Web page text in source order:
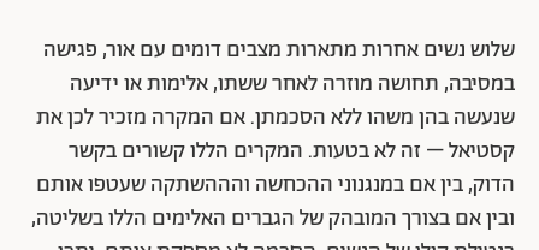
שלוש נשים אחרות מתארות מצבים דומים עם אור, פגישה
במסיבה, תחושה מוזרה לאחר ששתו, אלימות או ידיעה
שנעשה בהן משהו ללא הסכמתן. אם המקרה מזכיר לכן את
קסטיאל – זה לא בטעות. המקרים הללו קשורים בקשר
הדוק, בין אם במנגנוני ההכחשה והההשתקה שעטפו אותם
ובין אם בצורך המובהק של הגברים האלימים הללו בשליטה,